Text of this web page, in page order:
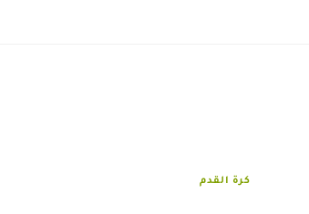
كرة القدم